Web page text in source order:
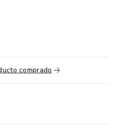
inteligencia artificial
apoyándote en una
en la libertad financiera
digitales.
comprado